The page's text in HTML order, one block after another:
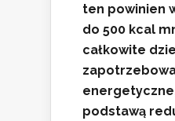
ten powinien
do 500 kcal
całkowite
podstawą